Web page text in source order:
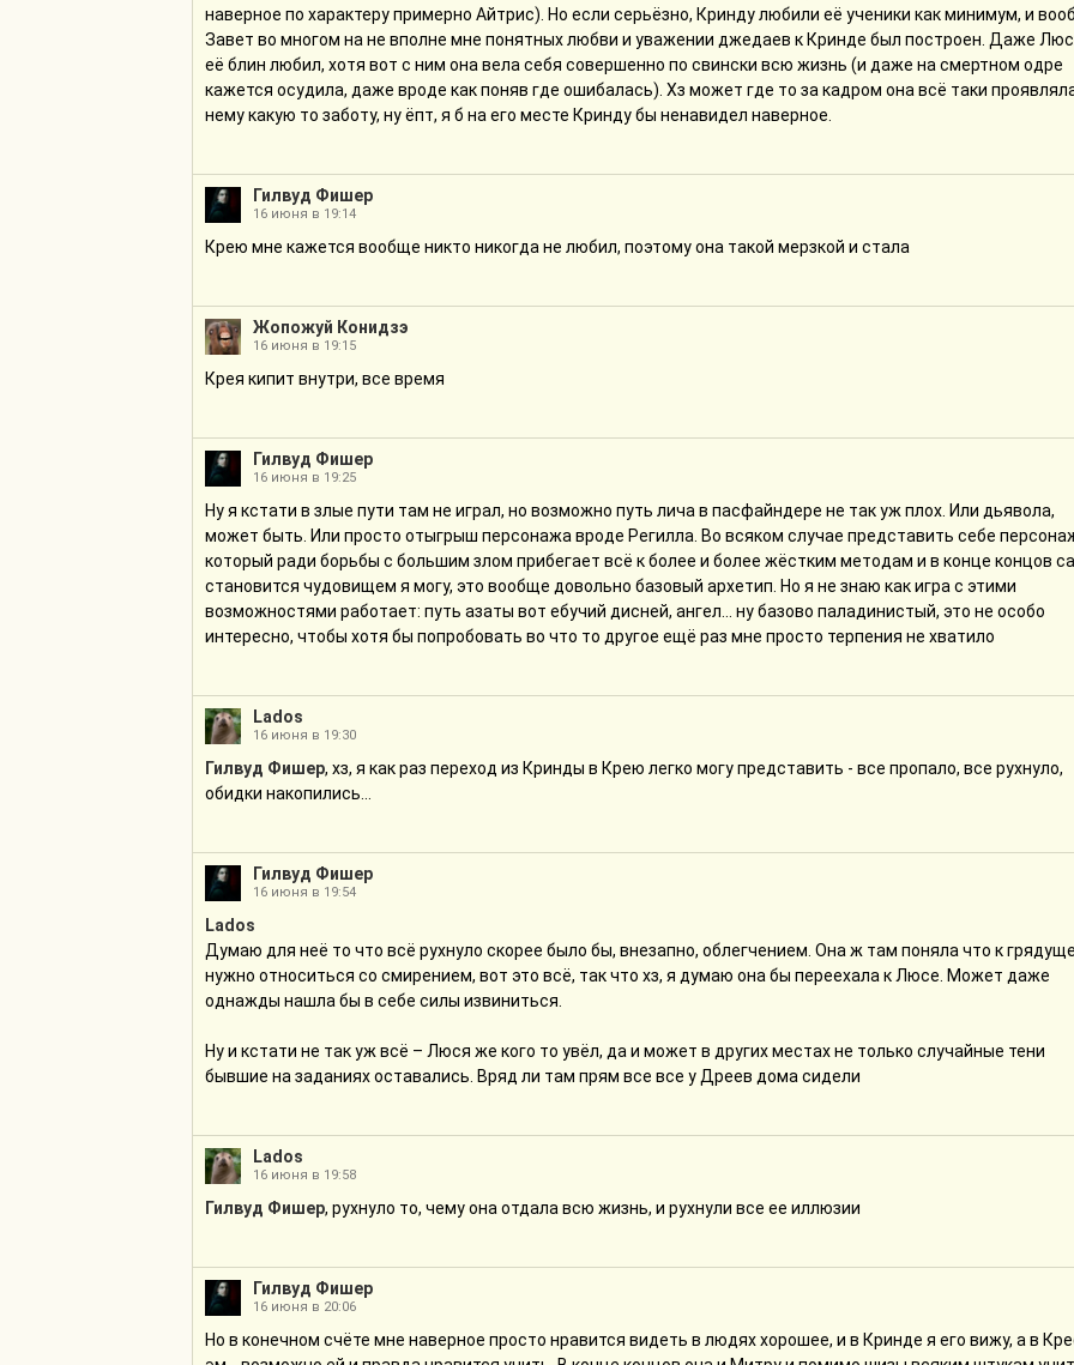
наверное по характеру примерно Айтрис). Но если серьёзно, Кринду любили её ученики как минимум, и
Завет во многом на не вполне мне понятных любви и уважении джедаев к Кринде был построен. Даже
её блин любил, хотя вот с ним она вела себя совершенно по свински всю жизнь (и даже на смертном одре
кажется осудила, даже вроде как поняв где ошибалась). Хз может где то за кадром она всё таки
нему какую то заботу, ну ёпт, я б на его месте Кринду бы ненавидел наверное.
Гилвуд Фишер
16 июня в 19:14
Крею мне кажется вообще никто никогда не любил, поэтому она такой мерзкой и стала
Жопожуй Конидзэ
16 июня в 19:15
Крея кипит внутри, все время
Гилвуд Фишер
16 июня в 19:25
Ну я кстати в злые пути там не играл, но возможно путь лича в пасфайндере не так уж плох. Или дьявола,
может быть. Или просто отыгрыш персонажа вроде Регилла. Во всяком случае представить себе
который ради борьбы с большим злом прибегает всё к более и более жёстким методам и в конце концов
становится чудовищем я могу, это вообще довольно базовый архетип. Но я не знаю как игра с этими
возможностями работает: путь азаты вот ебучий дисней, ангел... ну базово паладинистый, это не особо
интересно, чтобы хотя бы попробовать во что то другое ещё раз мне просто терпения не хватило
Lados
16 июня в 19:30
Гилвуд Фишер, хз, я как раз переход из Кринды в Крею легко могу представить - все пропало, все рухнуло,
обидки накопились...
Гилвуд Фишер
16 июня в 19:54
Lados
Думаю для неё то что всё рухнуло скорее было бы, внезапно, облегчением. Она ж там поняла что к
нужно относиться со смирением, вот это всё, так что хз, я думаю она бы переехала к Люсе. Может даже
однажды нашла бы в себе силы извиниться.
Ну и кстати не так уж всё – Люся же кого то увёл, да и может в других местах не только случайные тени
бывшие на заданиях оставались. Вряд ли там прям все все у Дреев дома сидели
Lados
16 июня в 19:58
Гилвуд Фишер, рухнуло то, чему она отдала всю жизнь, и рухнули все ее иллюзии
Гилвуд Фишер
16 июня в 20:06
Но в конечном счёте мне наверное просто нравится видеть в людях хорошее, и в Кринде я его вижу, а в